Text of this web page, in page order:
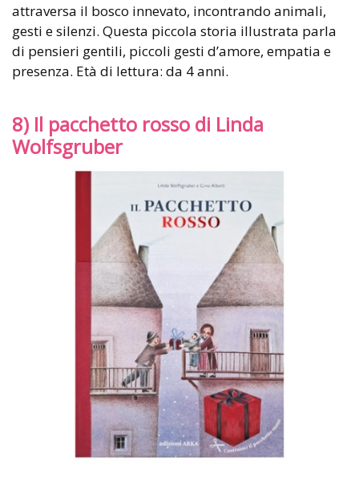
attraversa il bosco innevato, incontrando animali,
gesti e silenzi. Questa piccola storia illustrata parla
di pensieri gentili, piccoli gesti d’amore, empatia e
presenza. Età di lettura: da 4 anni.
8) Il pacchetto rosso di Linda
Wolfsgruber